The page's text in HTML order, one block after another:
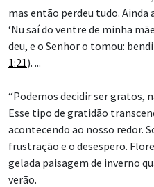
mas então perdeu tudo. Ainda
‘Nu saí do ventre de minha
deu, e o Senhor o tomou:
1:21). ...
“Podemos decidir ser gratos,
Esse tipo de gratidão
acontecendo ao nosso redor.
frustração e o desespero.
gelada paisagem de inverno
verão.